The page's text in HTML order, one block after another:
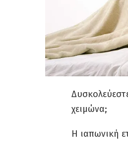
χειμώνα;
Η ιαπωνική